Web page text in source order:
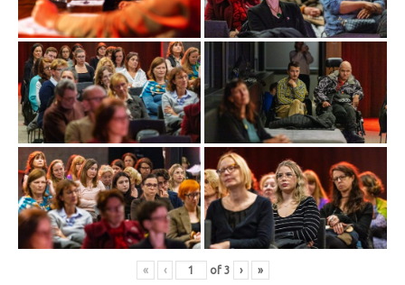
« ‹ of 3 › »